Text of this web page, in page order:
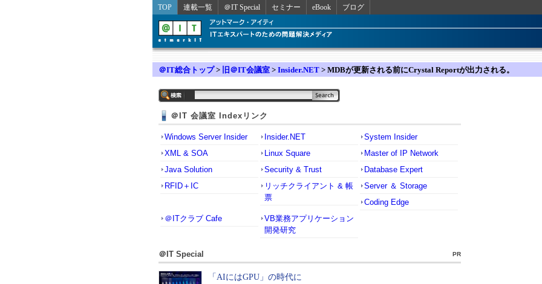
TOP 連載一覧 ＠IT Special セミナー eBook ブログ
＠IT総合トップ> 旧＠IT会議室 > Insider.NET > MDBが更新される前にCrystal Reportが出力される。
＠IT 会議室 Indexリンク
Windows Server Insider Insider.NET
System Insider
XML & SOA
Linux Square
Master of IP Network
Java Solution
Security & Trust
Database Expert
RFID＋IC
リッチクライアント & 帳
票
Server ＆ Storage
Coding Edge
＠ITクラブ Cafe
VB業務アプリケーション
開発研究
＠IT Special PR